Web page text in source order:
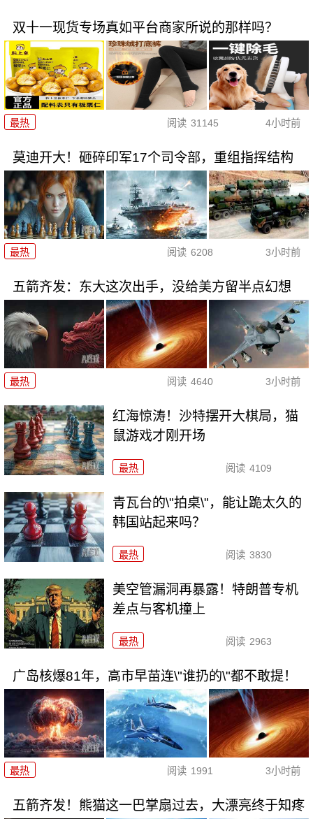
双十一现货专场真如平台商家所说的那样吗？
最热 阅读 31145 4小时前
莫迪开大！砸碎印军17个司令部，重组指挥结构
最热 阅读 6208 3小时前
五箭齐发：东大这次出手，没给美方留半点幻想
最热 阅读 4640 3小时前
红海惊涛！沙特摆开大棋局，猫
鼠游戏才刚开场
最热 阅读 4109
青瓦台的\"拍桌\"，能让跪太久的
韩国站起来吗？
最热 阅读 3830
美空管漏洞再暴露！特朗普专机
差点与客机撞上
最热 阅读 2963
广岛核爆81年，高市早苗连\"谁扔的\"都不敢提！
最热 阅读 1991 3小时前
五箭齐发！熊猫这一巴掌扇过去，大漂亮终于知疼